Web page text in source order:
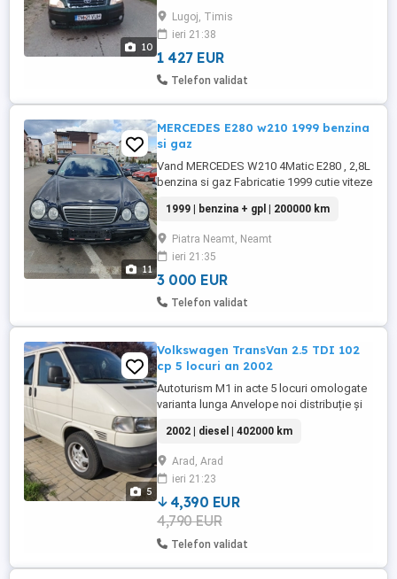
10
octombrie 2026, ofer fiscal. masina este
OK, sa iti faci treaba cu ea. vand doar cu
contract. NU MĂ INTERESEAZĂ SCHIMB
DOAR VÂND!
Lugoj, Timis
ieri 21:38
1 427 EUR
Telefon validat
11
MERCEDES E280 w210 1999 benzina
si gaz
Vand MERCEDES W210 4Matic E280 , 2,8L
benzina si gaz Fabricatie 1999 cutie viteze
functionare foarte buna Neinmatriculata .
Tara de provenienta GERMANIA.
1999 | benzina + gpl | 200000 km
Piatra Neamt, Neamt
ieri 21:35
3 000 EUR
Telefon validat
5
Volkswagen TransVan 2.5 TDI 102
cp 5 locuri an 2002
Autoturism M1 in acte 5 locuri omologate
varianta lunga Anvelope noi distribuție și
buna de funcționare unic proprietar in țară
import Austria 402.000 km reali
2002 | diesel | 402000 km
Arad, Arad
ieri 21:23
4,390 EUR
4,790 EUR
Telefon validat